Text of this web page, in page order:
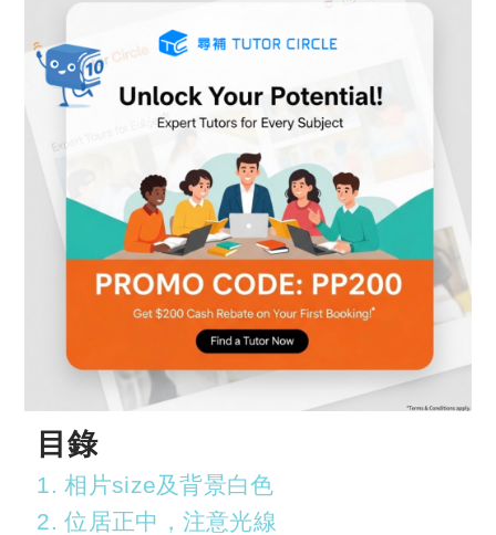
目錄
1. 相片size及背景白色
2. 位居正中，注意光線